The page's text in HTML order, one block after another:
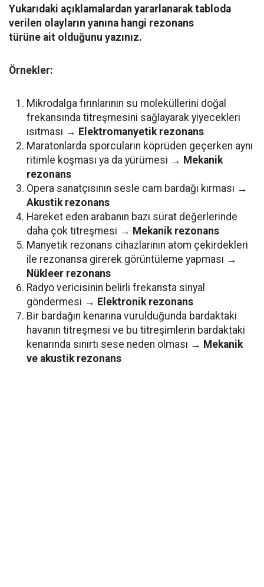
Yukarıdaki açıklamalardan yararlanarak tabloda
verilen olayların yanına hangi rezonans
türüne ait olduğunu yazınız.
Örnekler:
Mikrodalga fırınlarının su moleküllerini doğal
frekansında titreşmesini sağlayarak yiyecekleri
ısıtması → Elektromanyetik rezonans
Maratonlarda sporcuların köprüden geçerken aynı
ritimle koşması ya da yürümesi → Mekanik
rezonans
Opera sanatçısının sesle cam bardağı kırması →
Akustik rezonans
Hareket eden arabanın bazı sürat değerlerinde
daha çok titreşmesi → Mekanik rezonans
Manyetik rezonans cihazlarının atom çekirdekleri
ile rezonansa girerek görüntüleme yapması →
Nükleer rezonans
Radyo vericisinin belirli frekansta sinyal
göndermesi → Elektronik rezonans
Bir bardağın kenarına vurulduğunda bardaktaki
havanın titreşmesi ve bu titreşimlerin bardaktaki
kenarında sınırtı sese neden olması → Mekanik
ve akustik rezonans